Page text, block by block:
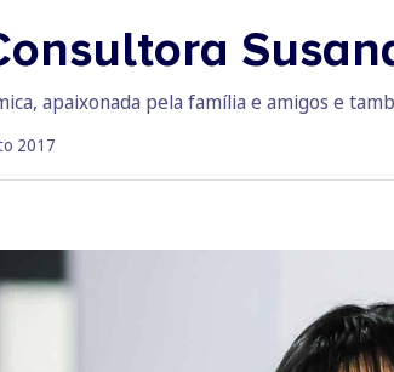
apaixonada pela família e amigos e
2017